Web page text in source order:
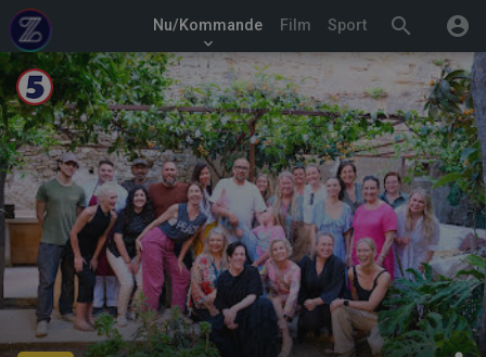
search account_circle
Nu/Kommande
keyboard_arrow_down
Film Sport